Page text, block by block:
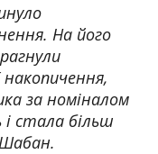
На його
накопичення,
за номіналом
стала більш